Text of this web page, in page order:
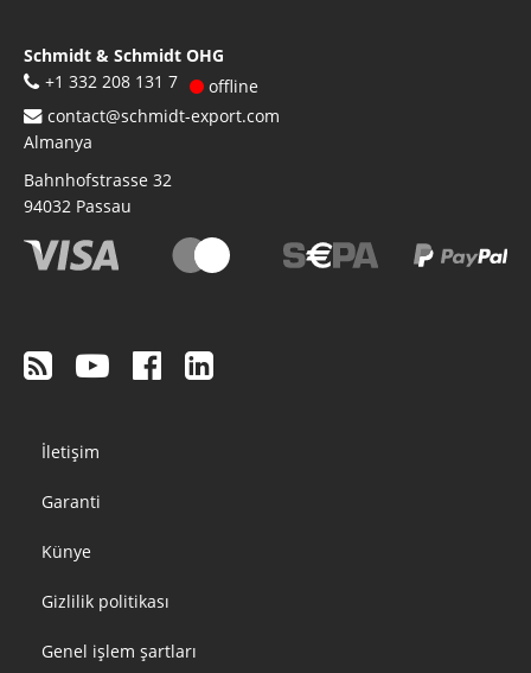
Schmidt & Schmidt OHG
+1 332 208 131 7
offline
contact@schmidt-export.com
Almanya
Bahnhofstrasse 32
94032 Passau
Footer
menu
İletişim
Garanti
Künye
Gizlilik politikası
Genel işlem şartları